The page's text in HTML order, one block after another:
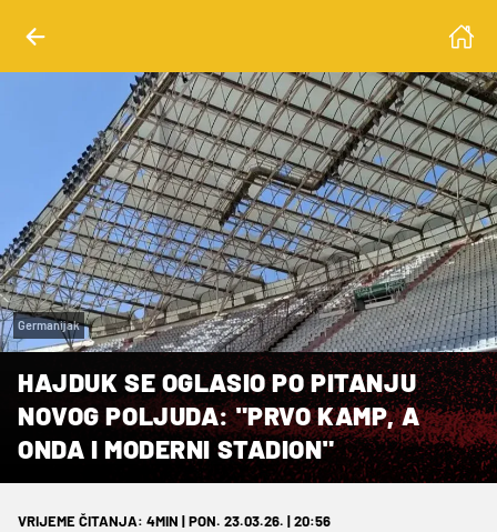
Germanijak
HAJDUK SE OGLASIO PO PITANJU
NOVOG POLJUDA: "PRVO KAMP, A
ONDA I MODERNI STADION"
VRIJEME ČITANJA: 4MIN | PON. 23.03.26. | 20:56